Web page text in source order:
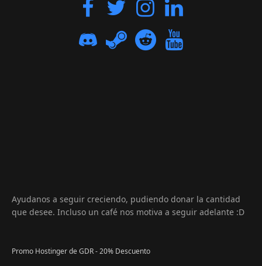
Ayudanos a seguir creciendo, pudiendo donar la cantidad
que desee. Incluso un café nos motiva a seguir adelante :D
Promo Hostinger de GDR - 20% Descuento